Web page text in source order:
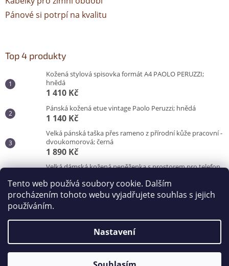
Tento web používá soubory cookie. Dalším
procházením tohoto webu vyjadřujete souhlas s jejich
používáním.
Nastavení
Pánové si potrpí na kvalitu
Top 4 produkty
Kožená stylová spisovka formát A4 PAOLO PERUZZI;
hnědá
1 410 Kč
Pánská kožená etue vintage Paolo Peruzzi; hnědá
1 140 Kč
Velká pánská taška přes rameno z přírodní kůže pracovní -
dvoukomorová; černá
1 890 Kč
Velká dámská kožená peněženka s prostorem pro telefon
870 Kč
Vytvořil Shoptet
Copyright 2026Kabelky od Hraběnky. Všechna práva